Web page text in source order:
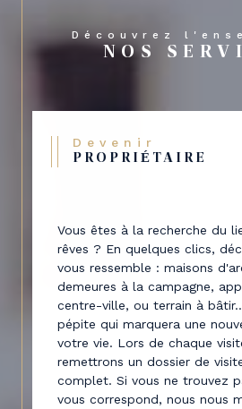
Découvrez
NOS
Devenir
PROPRIÉTAIRE
Vous êtes à la recherche du
rêves ? En quelques clics,
vous ressemble : maisons
demeures à la campagne,
centre-ville, ou terrain à
pépite qui marquera une
votre vie. Lors de chaque
remettrons un dossier de
complet. Si vous ne trouvez
vous correspond, nous nous